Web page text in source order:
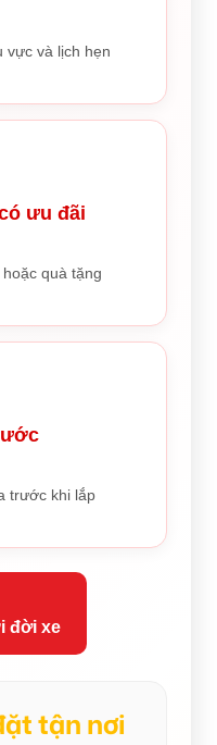
vực và lịch hẹn
ưu đãi
quà tặng
trước khi lắp
đời xe
tận nơi